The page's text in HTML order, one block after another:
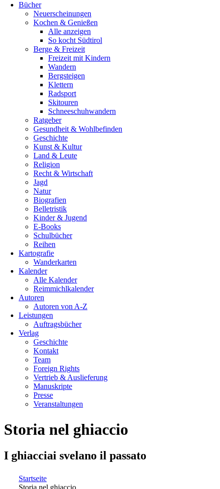
Bücher
Neuerscheinungen
Kochen & Genießen
Alle anzeigen
So kocht Südtirol
Berge & Freizeit
Freizeit mit Kindern
Wandern
Bergsteigen
Klettern
Radsport
Skitouren
Schneeschuhwandern
Ratgeber
Gesundheit & Wohlbefinden
Geschichte
Kunst & Kultur
Land & Leute
Religion
Recht & Wirtschaft
Jagd
Natur
Biografien
Belletristik
Kinder & Jugend
E-Books
Schulbücher
Reihen
Kartografie
Wanderkarten
Kalender
Alle Kalender
Reimmichlkalender
Autoren
Autoren von A-Z
Leistungen
Auftragsbücher
Verlag
Geschichte
Kontakt
Team
Foreign Rights
Vertrieb & Auslieferung
Manuskripte
Presse
Veranstaltungen
Storia nel ghiaccio
I ghiacciai svelano il passato
Startseite